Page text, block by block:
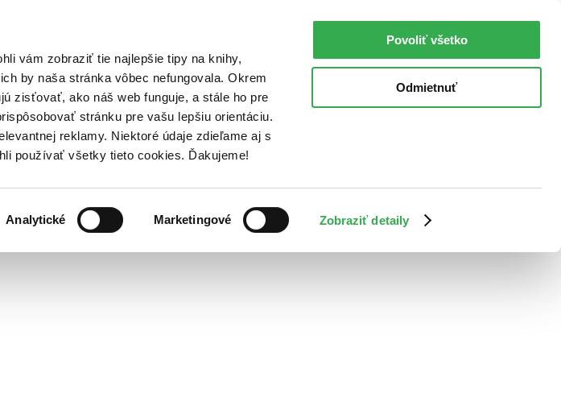
vám zobraziť tie najlepšie tipy na knihy,
by naša stránka vôbec nefungovala. Okrem
zisťovať, ako náš web funguje, a stále ho pre
stránku pre vašu lepšiu orientáciu.
reklamy. Niektoré údaje zdieľame aj s
používať všetky tieto cookies. Ďakujeme!
Analytické Marketingové Zobraziť detaily
Povoliť všetko
Odmietnuť